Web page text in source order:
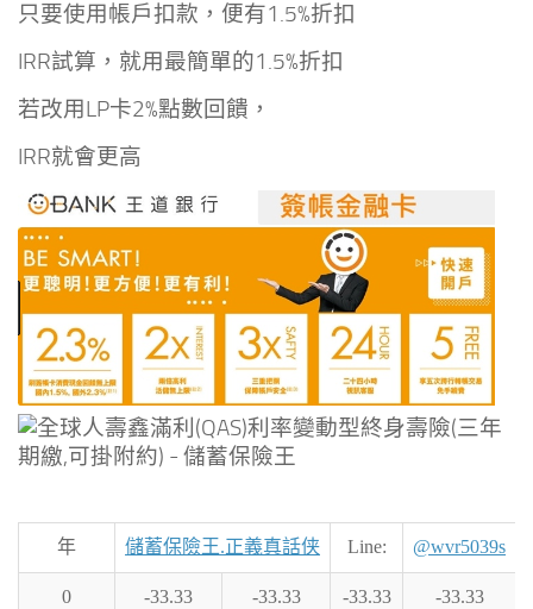
只要使用帳戶扣款，便有1.5%折扣
IRR試算，就用最簡單的1.5%折扣
若改用LP卡2%點數回饋，
IRR就會更高
年 儲蓄保險王.正義真話侠 Line: @wvr5039s
0 -33.33 -33.33 -33.33 -33.33